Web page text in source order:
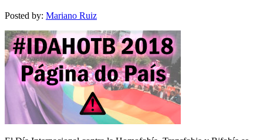
Posted by: Mariano Ruiz